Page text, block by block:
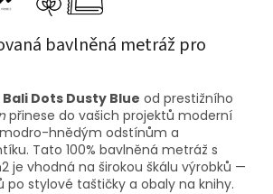
bavlněná metráž pro
Bali Dots Dusty Blue od prestižního
přinese do vašich projektů moderní
hnědým odstínům a
Tato 100% bavlněná metráž s
je vhodná na širokou škálu výrobků —
po stylové taštičky a obaly na knihy.